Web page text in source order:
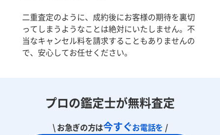
二重査定のように、成約後にお客様の期待を裏切
ってしまうようなことは絶対にいたしません。不
当なキャンセル料を請求することもありませんの
で、安心してお任せください。
プロの鑑定士が無料査定
\ お急ぎの方は今すぐお電話を /